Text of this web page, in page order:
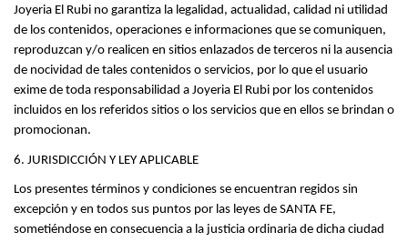
Joyeria El Rubi no garantiza la legalidad, actualidad, calidad ni utilidad
de los contenidos, operaciones e informaciones que se comuniquen,
reproduzcan y/o realicen en sitios enlazados de terceros ni la ausencia
de nocividad de tales contenidos o servicios, por lo que el usuario
exime de toda responsabilidad a Joyeria El Rubi por los contenidos
incluidos en los referidos sitios o los servicios que en ellos se brindan o
promocionan.
6. JURISDICCIÓN Y LEY APLICABLE
Los presentes términos y condiciones se encuentran regidos sin
excepción y en todos sus puntos por las leyes de SANTA FE,
sometiéndose en consecuencia a la justicia ordinaria de dicha ciudad